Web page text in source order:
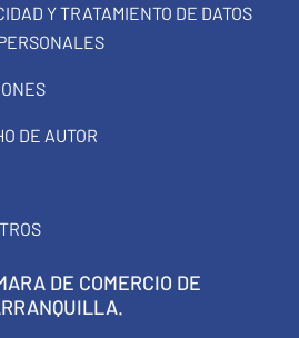
Y TRATAMIENTO DE DATOS
DE AUTOR
DE COMERCIO DE